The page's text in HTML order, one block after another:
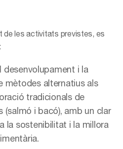
de les activitats previstes, es
desenvolupament i la
mètodes alternatius als
tradicionals de
i bacó), amb un clar
la sostenibilitat i la millora